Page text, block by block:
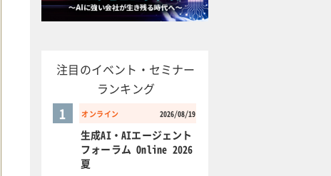
注目のイベント・セミナー
ランキング
オンライン 2026/08/19
1
生成AI・AIエージェント
フォーラム Online 2026
夏